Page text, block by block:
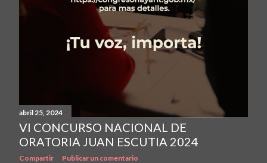
abril 25, 2024
VI CONCURSO NACIONAL DE
ORATORIA JUAN ESCUTIA 2024
Compartir Publicar un comentario